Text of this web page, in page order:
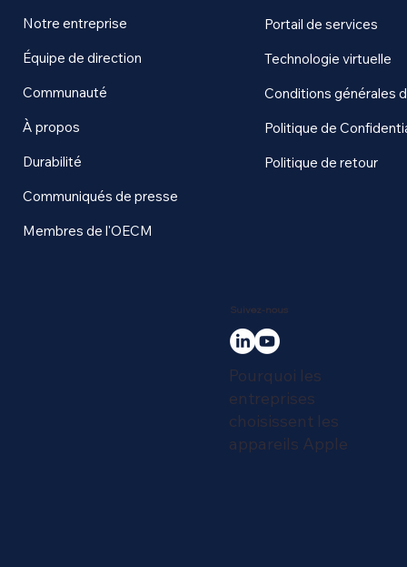
Notre entreprise
Équipe de direction
Communauté
À propos
Durabilité
Communiqués de presse
Membres de l'OECM
Portail de services
Technologie virtuelle
Conditions générales
Politique de
Politique de retour
Suivez-nous
Pourquoi les
entreprises
choisissent les
appareils Apple